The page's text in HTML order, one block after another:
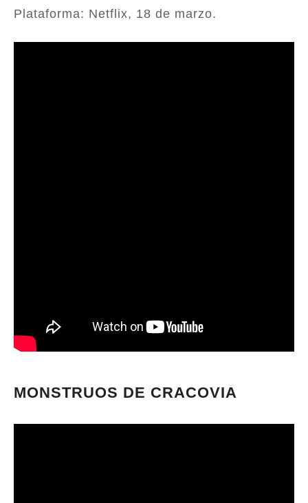
Plataforma: Netflix, 18 de marzo.
MONSTRUOS DE CRACOVIA